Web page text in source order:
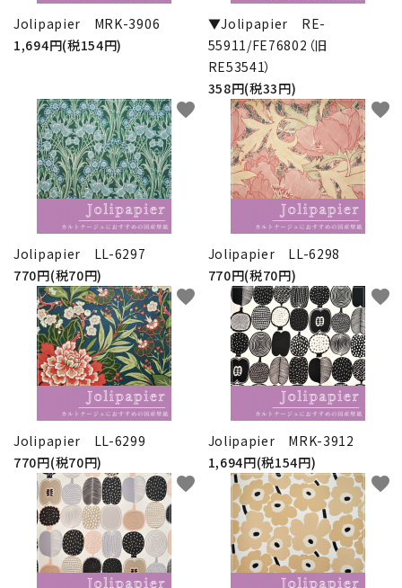
Jolipapier MRK-3906
1,694円(税154円)
▼Jolipapier RE-
55911/FE76802（旧
RE53541）
358円(税33円)
Jolipapier LL-6297
770円(税70円)
favorite
Jolipapier LL-6298
770円(税70円)
favorite
Jolipapier LL-6299
770円(税70円)
favorite
Jolipapier MRK-3912
1,694円(税154円)
favorite
favorite favorite